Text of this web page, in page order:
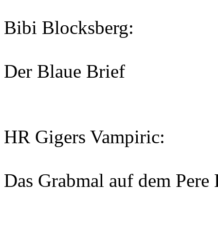
Bibi Blocksberg:
Der Blaue Brief
HR Gigers Vampiric:
Das Grabmal auf dem Pere